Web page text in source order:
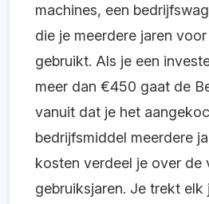
machines, een
die je meerdere jaren
gebruikt. Als je een
meer dan €450 gaat de
vanuit dat je het
bedrijfsmiddel meerdere
kosten verdeel je over de
gebruiksjaren. Je trekt elk